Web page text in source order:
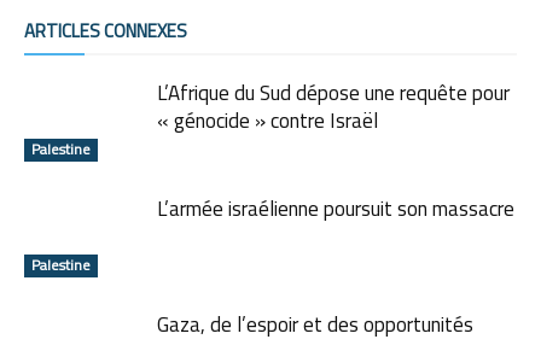
ARTICLES CONNEXES
Palestine
L’Afrique du Sud dépose une requête pour
« génocide » contre Israël
Palestine
L’armée israélienne poursuit son massacre
Gaza, de l’espoir et des opportunités